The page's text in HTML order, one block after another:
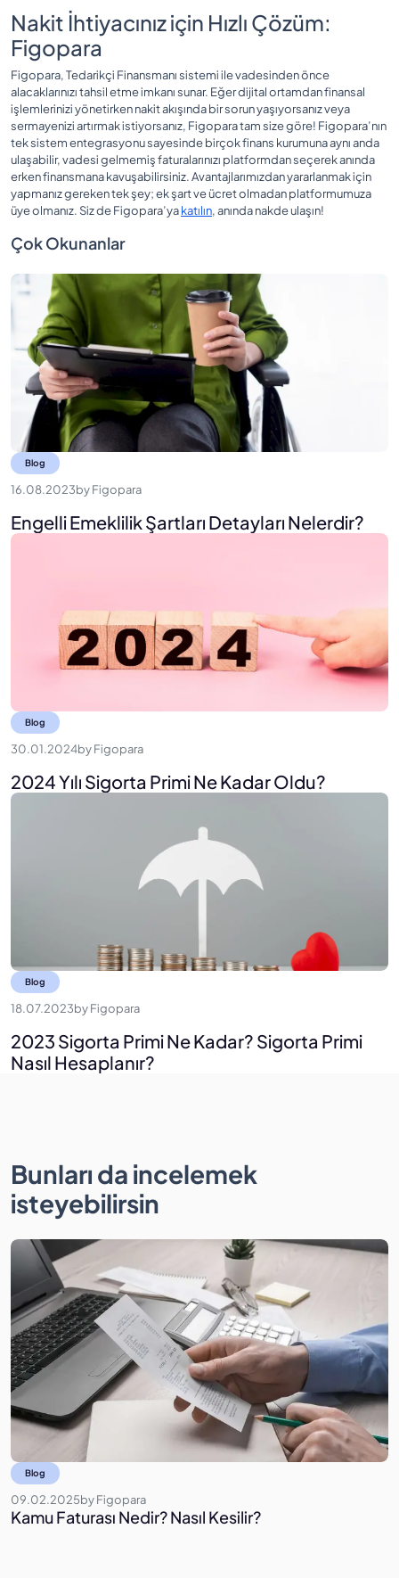
Nakit İhtiyacınız için Hızlı Çözüm:
Figopara
Figopara, Tedarikçi Finansmanı sistemi ile vadesinden önce
alacaklarınızı tahsil etme imkanı sunar. Eğer dijital ortamdan finansal
işlemlerinizi yönetirken nakit akışında bir sorun yaşıyorsanız veya
sermayenizi artırmak istiyorsanız, Figopara tam size göre! Figopara’nın
tek sistem entegrasyonu sayesinde birçok finans kurumuna aynı anda
ulaşabilir, vadesi gelmemiş faturalarınızı platformdan seçerek anında
erken finansmana kavuşabilirsiniz. Avantajlarımızdan yararlanmak için
yapmanız gereken tek şey; ek şart ve ücret olmadan platformumuza
üye olmanız. Siz de Figopara’yakatılın, anında nakde ulaşın!
Çok Okunanlar
Blog
16.08.2023byFigopara
Engelli Emeklilik Şartları Detayları Nelerdir?
Blog
30.01.2024byFigopara
2024 Yılı Sigorta Primi Ne Kadar Oldu?
Blog
18.07.2023byFigopara
2023 Sigorta Primi Ne Kadar? Sigorta Primi
Nasıl Hesaplanır?
Bunları da incelemek
isteyebilirsin
Blog
09.02.2025byFigopara
Kamu Faturası Nedir? Nasıl Kesilir?